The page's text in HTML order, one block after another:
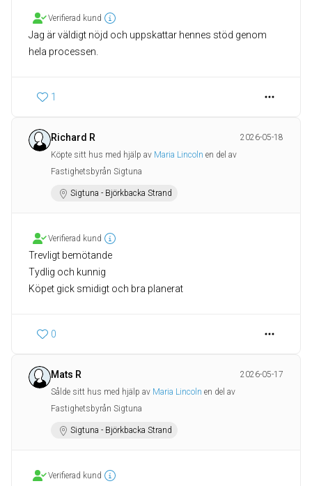
Verifierad kund
Jag är väldigt nöjd och uppskattar hennes stöd genom
hela processen.
1
Richard R
2026-05-18
Köpte sitt hus med hjälp av Maria Lincoln en del av
Fastighetsbyrån Sigtuna
Sigtuna - Björkbacka Strand
Verifierad kund
Trevligt bemötande
Tydlig och kunnig
Köpet gick smidigt och bra planerat
0
Mats R
2026-05-17
Sålde sitt hus med hjälp av Maria Lincoln en del av
Fastighetsbyrån Sigtuna
Sigtuna - Björkbacka Strand
Verifierad kund